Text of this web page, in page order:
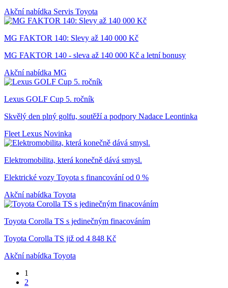
Akční nabídka Servis Toyota
MG FAKTOR 140: Slevy až 140 000 Kč
MG FAKTOR 140 - sleva až 140 000 Kč a letní bonusy
Akční nabídka MG
Lexus GOLF Cup 5. ročník
Skvělý den plný golfu, soutěží a podpory Nadace Leontinka
Fleet Lexus Novinka
Elektromobilita, která konečně dává smysl.
Elektrické vozy Toyota s financování od 0 %
Akční nabídka Toyota
Toyota Corolla TS s jedinečným finacováním
Toyota Corolla TS již od 4 848 Kč
Akční nabídka Toyota
1
2